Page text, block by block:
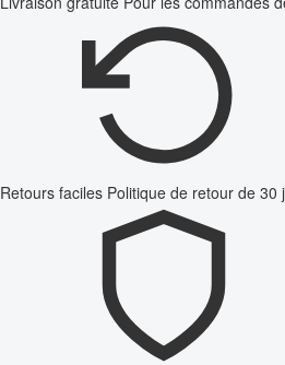
Retours faciles Politique de retour de 30